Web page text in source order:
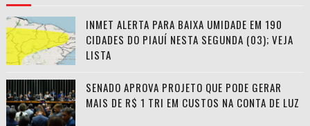
INMET ALERTA PARA BAIXA UMIDADE EM 190
CIDADES DO PIAUÍ NESTA SEGUNDA (03); VEJA
LISTA
SENADO APROVA PROJETO QUE PODE GERAR
MAIS DE R$ 1 TRI EM CUSTOS NA CONTA DE LUZ